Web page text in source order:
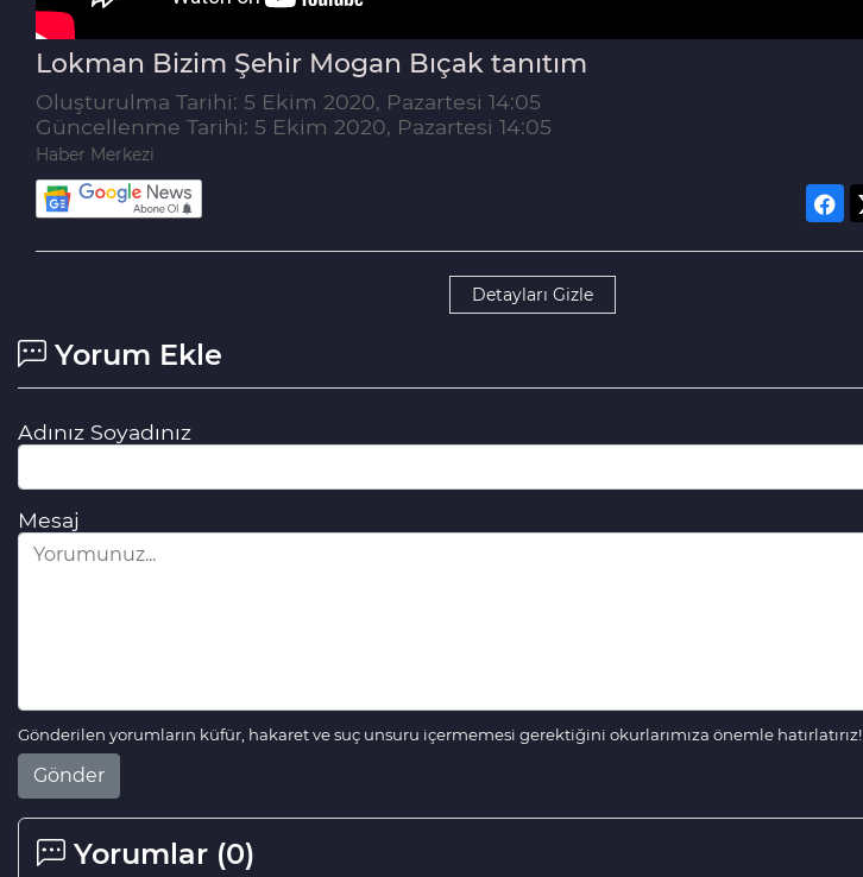
Lokman Bizim Şehir Mogan Bıçak tanıtım
Oluşturulma Tarihi: 5 Ekim 2020, Pazartesi 14:05
Güncellenme Tarihi: 5 Ekim 2020, Pazartesi 14:05
Haber Merkezi
Detayları Gizle
Yorum Ekle
Adınız Soyadınız
Mesaj
Gönderilen yorumların küfür, hakaret ve suç unsuru içermemesi gerektiğini okurlarımıza önemle hatırlatırız!
Gönder
Yorumlar (0)